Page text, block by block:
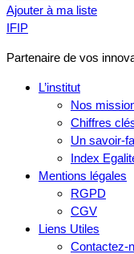
Ajouter à ma liste
IFIP
Partenaire de vos
L’institut
Nos
Chiffres
Un savoir-
Index
Mentions légales
RGPD
CGV
Liens Utiles
Contactez-